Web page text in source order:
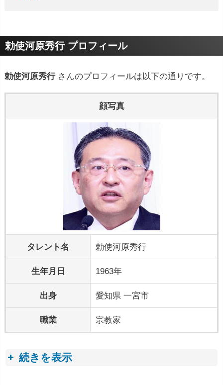
勅使河原秀行 プロフィール
勅使河原秀行 さんのプロフィールは以下の通りです。
顔写真
タレント名 勅使河原秀行
生年月日 1963年
出身 愛知県 一宮市
職業 宗教家
続きを表示